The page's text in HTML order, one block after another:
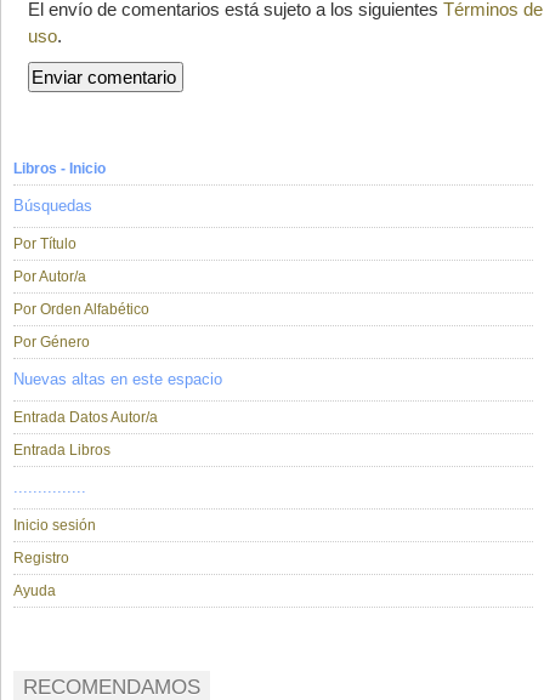
El envío de comentarios está sujeto a los siguientes Términos de
uso.
Libros - Inicio
Búsquedas
Por Título
Por Autor/a
Por Orden Alfabético
Por Género
Nuevas altas en este espacio
Entrada Datos Autor/a
Entrada Libros
...............
Inicio sesión
Registro
Ayuda
RECOMENDAMOS